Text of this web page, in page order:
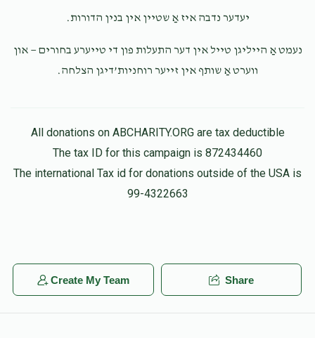
Suchi And Faigy Gluckיעקב אילאוויטש
7 months ago $18.00
יעדער נדבה איז אַ שטיין אין בנין הדורות.
נעמט אַ הייליגן טייל אין דער התעלות פון די טייערע בחורים — און
ווערט אַ שותף אין זייער רוחניות’דיגן הצלחה.
All donations on ABCHARITY.ORG are tax deductible
The tax ID for this campaign is 872434460
The international Tax id for donations outside of the USA is
99-4322663
Create My Team Share